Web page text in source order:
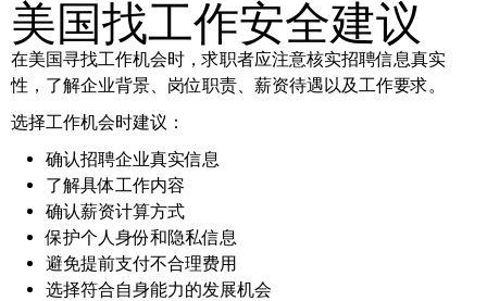
美国找工作安全建议
在美国寻找工作机会时，求职者应注意核实招聘信息真实
性，了解企业背景、岗位职责、薪资待遇以及工作要求。
选择工作机会时建议：
确认招聘企业真实信息
了解具体工作内容
确认薪资计算方式
保护个人身份和隐私信息
避免提前支付不合理费用
选择符合自身能力的发展机会